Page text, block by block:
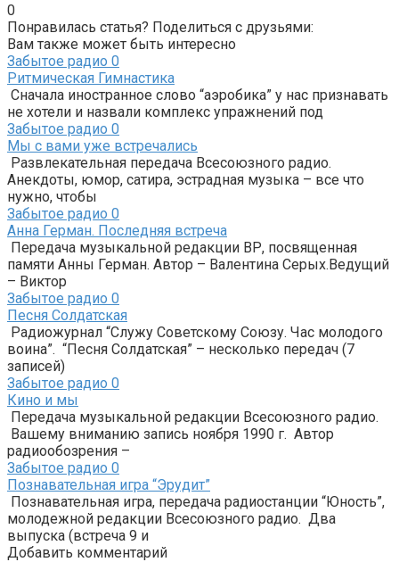
0
Понравилась статья? Поделиться с друзьями:
Вам также может быть интересно
Забытое радио 0
Ритмическая Гимнастика
Сначала иностранное слово “аэробика” у нас признавать
не хотели и назвали комплекс упражнений под
Забытое радио 0
Мы с вами уже встречались
Развлекательная передача Всесоюзного радио.
Анекдоты, юмор, сатира, эстрадная музыка – все что
нужно, чтобы
Забытое радио 0
Анна Герман. Последняя встреча
Передача музыкальной редакции ВР, посвященная
памяти Анны Герман. Автор – Валентина Серых.Ведущий
– Виктор
Забытое радио 0
Песня Солдатская
Радиожурнал “Служу Советскому Союзу. Час молодого
воина”. “Песня Солдатская” – несколько передач (7
записей)
Забытое радио 0
Кино и мы
Передача музыкальной редакции Всесоюзного радио.
Вашему вниманию запись ноября 1990 г. Автор
радиообозрения –
Забытое радио 0
Познавательная игра “Эрудит”
Познавательная игра, передача радиостанции “Юность”,
молодежной редакции Всесоюзного радио. Два
выпуска (встреча 9 и
Добавить комментарий